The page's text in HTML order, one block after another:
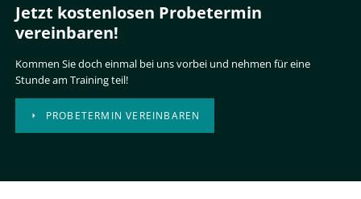
Jetzt kostenlosen Probetermin
vereinbaren!
Kommen Sie doch einmal bei uns vorbei und nehmen für eine
Stunde am Training teil!
PROBETERMIN VEREINBAREN